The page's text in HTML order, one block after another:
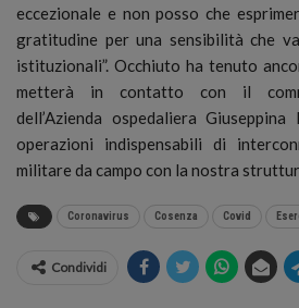
eccezionale e non posso che
gratitudine per una sensibilità che
istituzionali”. Occhiuto ha tenuto
metterà in contatto con il
dell’Azienda ospedaliera
operazioni indispensabili di
militare da campo con la nostra
Coronavirus Cosenza Covid
Condividi